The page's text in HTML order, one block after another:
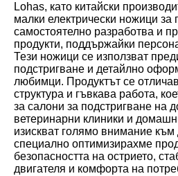
Lohas, като китайски
малки електрически ножици за
самостоятелно разработва и
продукти, поддържайки
Тези ножици се използват
подстригване и детайлно
любимци. Продуктът се
структура и гъвкава работа,
за салони за подстригване
ветеринарни клиники и
изискват голямо внимание
специално оптимизирахме
безопасността на острието,
двигателя и комфорта на